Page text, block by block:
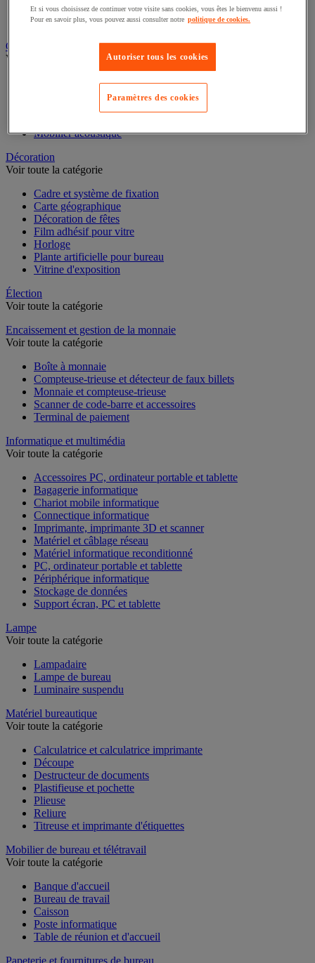
Classeur, intercalaire et pochette
Dossier suspendu
Cloison et mobilier acoustique
Voir toute la catégorie
Cloison acoustique
Cloison anti-projection
Mobilier acoustique
Décoration
Voir toute la catégorie
Cadre et système de fixation
Carte géographique
Décoration de fêtes
Film adhésif pour vitre
Horloge
Plante artificielle pour bureau
Vitrine d'exposition
Élection
Voir toute la catégorie
Encaissement et gestion de la monnaie
Voir toute la catégorie
Boîte à monnaie
Compteuse-trieuse et détecteur de faux billets
Monnaie et compteuse-trieuse
Scanner de code-barre et accessoires
Terminal de paiement
Informatique et multimédia
Voir toute la catégorie
Accessoires PC, ordinateur portable et tablette
Bagagerie informatique
Chariot mobile informatique
Connectique informatique
Imprimante, imprimante 3D et scanner
Matériel et câblage réseau
Matériel informatique reconditionné
PC, ordinateur portable et tablette
Périphérique informatique
Stockage de données
Support écran, PC et tablette
Lampe
Voir toute la catégorie
Lampadaire
Lampe de bureau
Luminaire suspendu
Matériel bureautique
Voir toute la catégorie
Calculatrice et calculatrice imprimante
Découpe
Destructeur de documents
Plastifieuse et pochette
Plieuse
Reliure
Titreuse et imprimante d'étiquettes
Mobilier de bureau et télétravail
Voir toute la catégorie
Banque d'accueil
Bureau de travail
Caisson
Poste informatique
Table de réunion et d'accueil
Papeterie et fournitures de bureau
Et si vous choisissez de continuer votre visite sans cookies, vous êtes le bienvenu aussi !
Pour en savoir plus, vous pouvez aussi consulter notre politique de cookies.
Autoriser tous les cookies
Paramètres des cookies